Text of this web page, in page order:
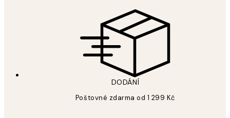
DODÁNÍ
Poštovné zdarma od 1 299 Kč